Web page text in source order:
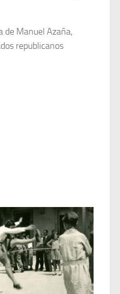
de Manuel Azaña,
republicanos